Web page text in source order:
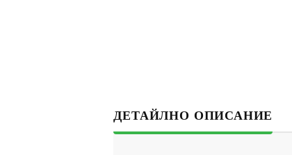
ДЕТАЙЛНО ОПИСАНИЕ